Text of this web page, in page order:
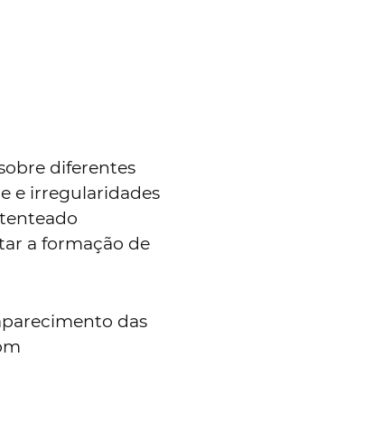
diferentes
e irregularidades
a formação de
das